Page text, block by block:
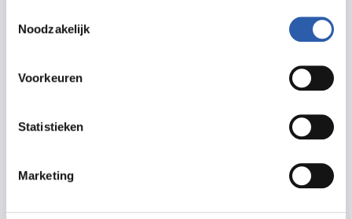
Noodzakelijk
Voorkeuren
Statistieken
Marketing
rullesmulle.nl
074 737 0031